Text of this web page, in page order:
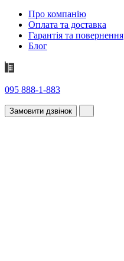
Про компанію
Оплата та доставка
Гарантія та повернення
Блог
095 888-1-883
Замовити дзвінок